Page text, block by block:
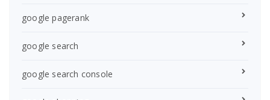
google pagerank
google search
google search console